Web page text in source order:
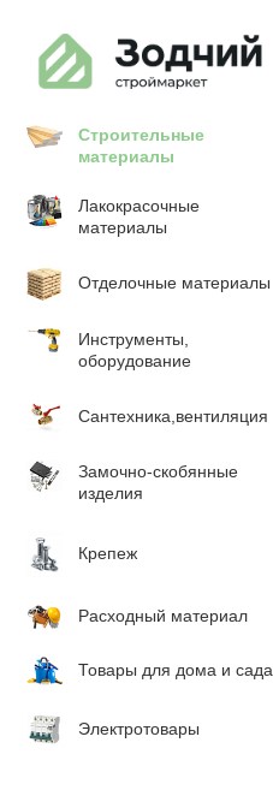
Строительные
материалы
Лакокрасочные
материалы
Отделочные материалы
Инструменты,
оборудование
Сантехника,вентиляция
Замочно-скобянные
изделия
Крепеж
Расходный материал
Товары для дома и сада
Электротовары